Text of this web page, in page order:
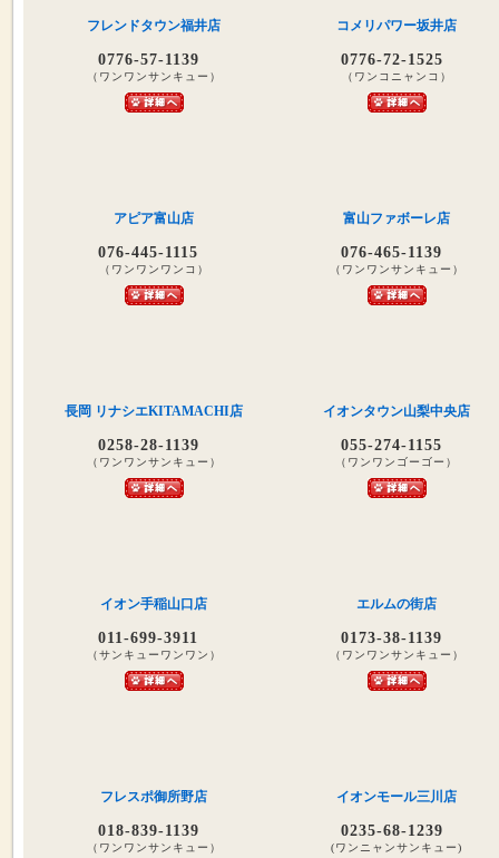
フレンドタウン福井店
0776-57-1139
（ワンワンサンキュー）
コメリパワー坂井店
0776-72-1525
（ワンコニャンコ）
アピア富山店
076-445-1115
（ワンワンワンコ）
富山ファボーレ店
076-465-1139
（ワンワンサンキュー）
長岡 リナシエKITAMACHI店
0258-28-1139
（ワンワンサンキュー）
イオンタウン山梨中央店
055-274-1155
（ワンワンゴーゴー）
イオン手稲山口店
011-699-3911
（サンキューワンワン）
エルムの街店
0173-38-1139
（ワンワンサンキュー）
フレスポ御所野店
018-839-1139
（ワンワンサンキュー）
イオンモール三川店
0235-68-1239
(ワンニャンサンキュー)